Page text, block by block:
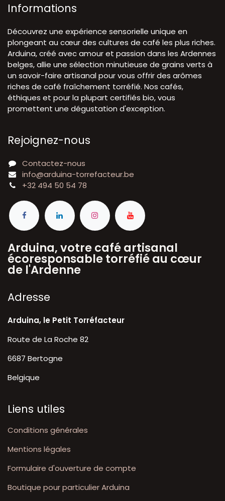
Informations
Découvrez une expérience sensorielle unique en
plongeant au cœur des cultures de café les plus riches.
Arduina, créé avec amour et passion dans les Ardennes
belges, allie une sélection minutieuse de grains verts à
un savoir-faire artisanal pour vous offrir des arômes
riches de café fraîchement torréfié. Nos cafés,
éthiques et pour la plupart certifiés bio, vous
promettent une dégustation d'exception.
Rejoignez-nous
Contactez-nous
info@arduina-torrefacteur.be
+32 494 50 54 78
Arduina, votre café artisanal
écoresponsable torréfié au cœur
de l'Ardenne
A​dresse
Arduina, le Petit Torréfacteur
Route de La Roche 82
6687 Bertogne
Belgique
Liens utiles
Conditions générales
Mentions légales
Formulaire d'ouverture de compte
Boutique pour particulier Arduina